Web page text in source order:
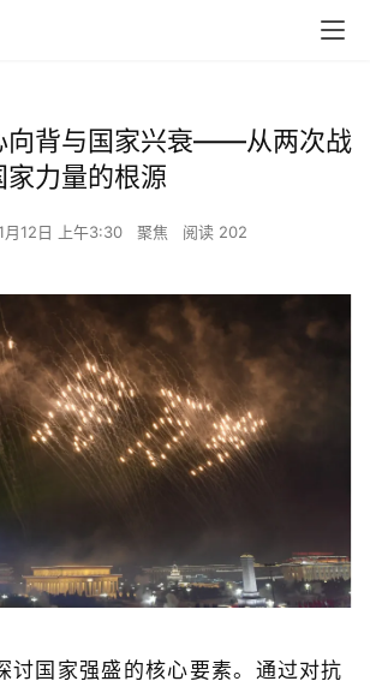
向背与国家兴衰——从两次战
力量的根源
月12日 上午3:30 聚焦 阅读 202
讨国家强盛的核心要素。通过对抗